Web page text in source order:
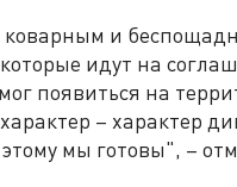
коварным и
идут на
появиться на
– характер
мы готовы", –